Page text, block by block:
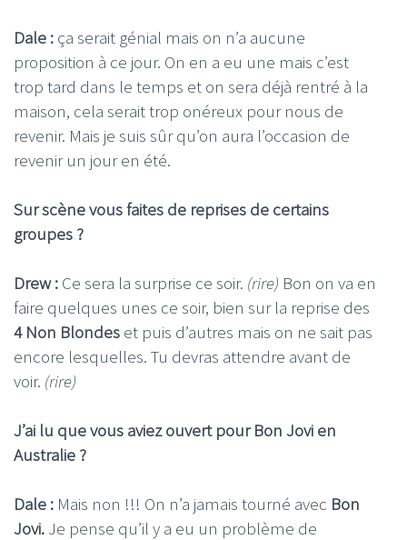
Dale : ça serait génial mais on n’a aucune
proposition à ce jour. On en a eu une mais c’est
trop tard dans le temps et on sera déjà rentré à la
maison, cela serait trop onéreux pour nous de
revenir. Mais je suis sûr qu’on aura l’occasion de
revenir un jour en été.
Sur scène vous faites de reprises de certains
groupes ?
Drew : Ce sera la surprise ce soir. (rire) Bon on va en
faire quelques unes ce soir, bien sur la reprise des
4 Non Blondes et puis d’autres mais on ne sait pas
encore lesquelles. Tu devras attendre avant de
voir. (rire)
J’ai lu que vous aviez ouvert pour Bon Jovi en
Australie ?
Dale : Mais non !!! On n’a jamais tourné avec Bon
Jovi. Je pense qu’il y a eu un problème de